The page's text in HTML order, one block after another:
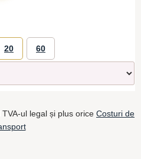
20 60
ul legal și plus orice Costuri de